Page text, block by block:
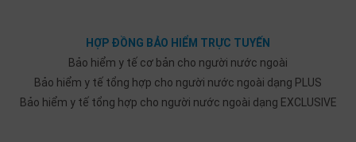
HỢP ĐỒNG BẢO HIỂM TRỰC TUYẾN
Bảo hiểm y tế cơ bản cho người nước ngoài
Bảo hiểm y tế tổng hợp cho người nước ngoài dạng PLUS
Bảo hiểm y tế tổng hợp cho người nước ngoài dạng EXCLUSIVE